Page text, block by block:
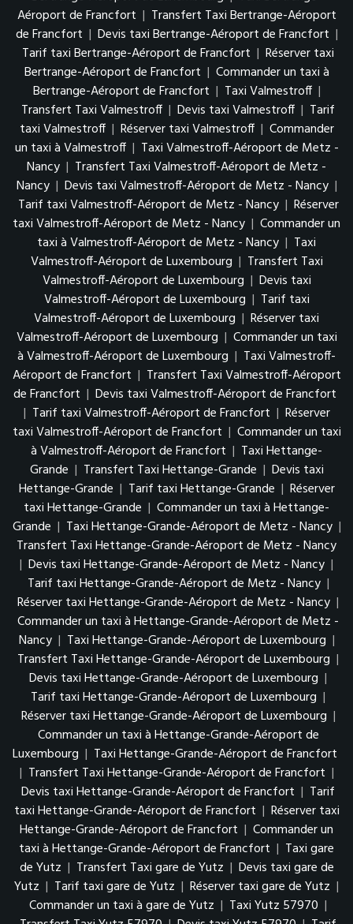
Aéroport de Francfort | Transfert Taxi Bertrange-Aéroport
de Francfort | Devis taxi Bertrange-Aéroport de Francfort |
Tarif taxi Bertrange-Aéroport de Francfort | Réserver taxi
Bertrange-Aéroport de Francfort | Commander un taxi à
Bertrange-Aéroport de Francfort | Taxi Valmestroff |
Transfert Taxi Valmestroff | Devis taxi Valmestroff | Tarif
taxi Valmestroff | Réserver taxi Valmestroff | Commander
un taxi à Valmestroff | Taxi Valmestroff-Aéroport de Metz -
Nancy | Transfert Taxi Valmestroff-Aéroport de Metz -
Nancy | Devis taxi Valmestroff-Aéroport de Metz - Nancy |
Tarif taxi Valmestroff-Aéroport de Metz - Nancy | Réserver
taxi Valmestroff-Aéroport de Metz - Nancy | Commander un
taxi à Valmestroff-Aéroport de Metz - Nancy | Taxi
Valmestroff-Aéroport de Luxembourg | Transfert Taxi
Valmestroff-Aéroport de Luxembourg | Devis taxi
Valmestroff-Aéroport de Luxembourg | Tarif taxi
Valmestroff-Aéroport de Luxembourg | Réserver taxi
Valmestroff-Aéroport de Luxembourg | Commander un taxi
à Valmestroff-Aéroport de Luxembourg | Taxi Valmestroff-
Aéroport de Francfort | Transfert Taxi Valmestroff-Aéroport
de Francfort | Devis taxi Valmestroff-Aéroport de Francfort
| Tarif taxi Valmestroff-Aéroport de Francfort | Réserver
taxi Valmestroff-Aéroport de Francfort | Commander un taxi
à Valmestroff-Aéroport de Francfort | Taxi Hettange-
Grande | Transfert Taxi Hettange-Grande | Devis taxi
Hettange-Grande | Tarif taxi Hettange-Grande | Réserver
taxi Hettange-Grande | Commander un taxi à Hettange-
Grande | Taxi Hettange-Grande-Aéroport de Metz - Nancy |
Transfert Taxi Hettange-Grande-Aéroport de Metz - Nancy
| Devis taxi Hettange-Grande-Aéroport de Metz - Nancy |
Tarif taxi Hettange-Grande-Aéroport de Metz - Nancy |
Réserver taxi Hettange-Grande-Aéroport de Metz - Nancy |
Commander un taxi à Hettange-Grande-Aéroport de Metz -
Nancy | Taxi Hettange-Grande-Aéroport de Luxembourg |
Transfert Taxi Hettange-Grande-Aéroport de Luxembourg |
Devis taxi Hettange-Grande-Aéroport de Luxembourg |
Tarif taxi Hettange-Grande-Aéroport de Luxembourg |
Réserver taxi Hettange-Grande-Aéroport de Luxembourg |
Commander un taxi à Hettange-Grande-Aéroport de
Luxembourg | Taxi Hettange-Grande-Aéroport de Francfort
| Transfert Taxi Hettange-Grande-Aéroport de Francfort |
Devis taxi Hettange-Grande-Aéroport de Francfort | Tarif
taxi Hettange-Grande-Aéroport de Francfort | Réserver taxi
Hettange-Grande-Aéroport de Francfort | Commander un
taxi à Hettange-Grande-Aéroport de Francfort | Taxi gare
de Yutz | Transfert Taxi gare de Yutz | Devis taxi gare de
Yutz | Tarif taxi gare de Yutz | Réserver taxi gare de Yutz |
Commander un taxi à gare de Yutz | Taxi Yutz 57970 |